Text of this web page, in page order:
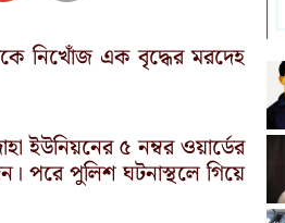
নিখোঁজ এক বৃদ্ধের মরদেহ
ইউনিয়নের ৫ নম্বর ওয়ার্ডের
পরে পুলিশ ঘটনাস্থলে গিয়ে